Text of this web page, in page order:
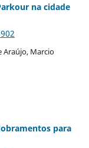
na cidade
Araújo, Marcio
para